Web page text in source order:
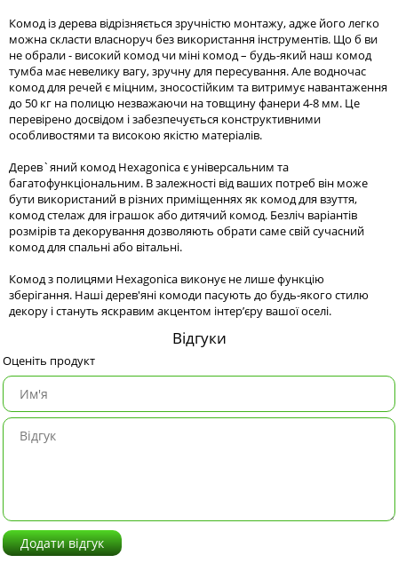
Комод із дерева відрізняється зручністю монтажу, адже його легко
можна скласти власноруч без використання інструментів. Що б ви
не обрали - високий комод чи міні комод – будь-який наш комод
тумба має невелику вагу, зручну для пересування. Але водночас
комод для речей є міцним, зносостійким та витримує навантаження
до 50 кг на полицю незважаючи на товщину фанери 4-8 мм. Це
перевірено досвідом і забезпечується конструктивними
особливостями та високою якістю матеріалів.
Дерев`яний комод Hexagonica є універсальним та
багатофункціональним. В залежності від ваших потреб він може
бути використаний в різних приміщеннях як комод для взуття,
комод стелаж для іграшок або дитячий комод. Безліч варіантів
розмірів та декорування дозволяють обрати саме свій сучасний
комод для спальні або вітальні.
Комод з полицями Hexagonica виконує не лише функцію
зберігання. Наші дерев'яні комоди пасують до будь-якого стилю
декору і стануть яскравим акцентом інтер’єру вашої оселі.
Відгуки
Оценіть продукт
Додати відгук